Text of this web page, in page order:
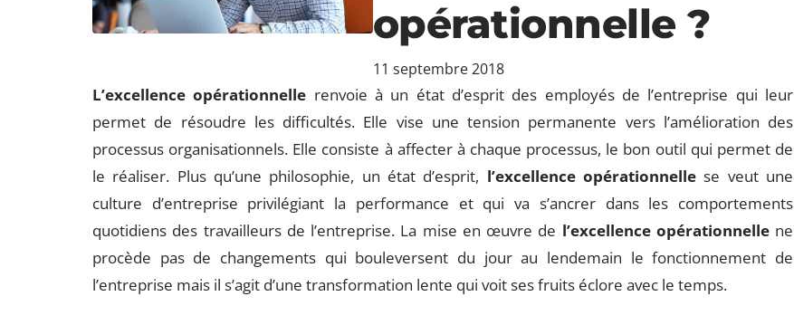
opérationnelle ?
11 septembre 2018
L’excellence opérationnelle renvoie à un état d’esprit des employés de l’entreprise qui leur
permet de résoudre les difficultés. Elle vise une tension permanente vers l’amélioration des
processus organisationnels. Elle consiste à affecter à chaque processus, le bon outil qui permet de
le réaliser. Plus qu’une philosophie, un état d’esprit, l’excellence opérationnelle se veut une
culture d’entreprise privilégiant la performance et qui va s’ancrer dans les comportements
quotidiens des travailleurs de l’entreprise. La mise en œuvre de l’excellence opérationnellene
procède pas de changements qui bouleversent du jour au lendemain le fonctionnement de
l’entreprise mais il s’agit d’une transformation lente qui voit ses fruits éclore avec le temps.